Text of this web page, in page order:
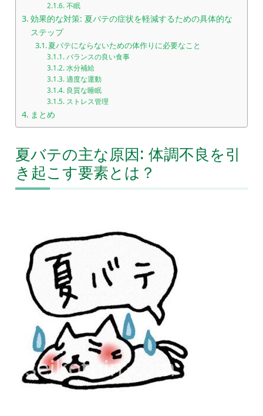
不眠
効果的な対策: 夏バテの症状を軽減するための具体的な
ステップ
夏バテにならないための体作りに必要なこと
バランスの良い食事
水分補給
適度な運動
良質な睡眠
ストレス管理
まとめ
夏バテの主な原因: 体調不良を引
き起こす要素とは？